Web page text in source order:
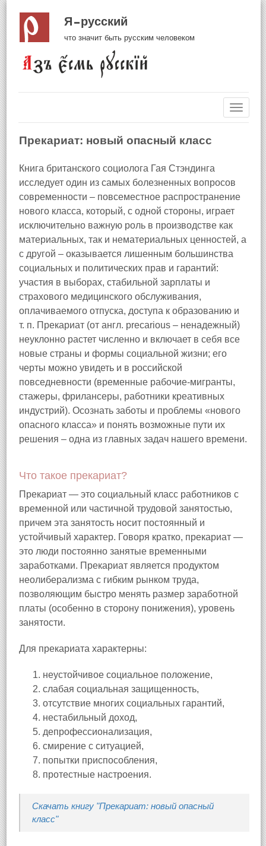
Я русский
что значит быть русским человеком
Прекариат: новый опасный класс
Книга британского социолога Гая Стэндинга
исследует один из самых болезненных вопросов
современности – повсеместное распространение
нового класса, который, с одной стороны, играет
исключительно важную роль в производстве как
материальных, так и нематериальных ценностей, а
с другой – оказывается лишенным большинства
социальных и политических прав и гарантий:
участия в выборах, стабильной зарплаты и
страхового медицинского обслуживания,
оплачиваемого отпуска, доступа к образованию и
т. п. Прекариат (от англ. precarious – ненадежный)
неуклонно растет численно и включает в себя все
новые страны и формы социальной жизни; его
черты можно увидеть и в российской
повседневности (временные рабочие‑мигранты,
стажеры, фрилансеры, работники креативных
индустрий). Осознать заботы и проблемы «нового
опасного класса» и понять возможные пути их
решения – одна из главных задач нашего времени.
Что такое прекариат?
Прекариат — это социальный класс работников с
временной или частичной трудовой занятостью,
причем эта занятость носит постоянный и
устойчивый характер. Говоря кратко, прекариат —
это люди постоянно занятые временными
заработками. Прекариат является продуктом
неолиберализма с гибким рынком труда,
позволяющим быстро менять размер заработной
платы (особенно в сторону понижения), уровень
занятости.
Для прекариата характерны:
неустойчивое социальное положение,
слабая социальная защищенность,
отсутствие многих социальных гарантий,
нестабильный доход,
депрофессионализация,
смирение с ситуацией,
попытки приспособления,
протестные настроения.
Скачать книгу "Прекариат: новый опасный
класс"